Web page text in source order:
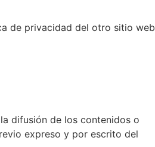
de privacidad del otro sitio web
difusión de los contenidos o
expreso y por escrito del